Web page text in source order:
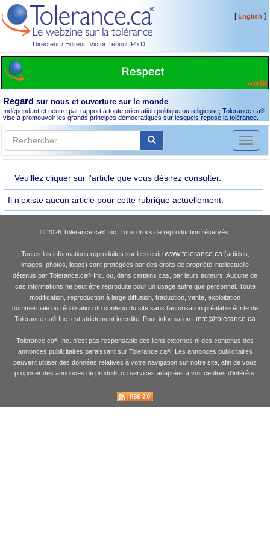
Directeur / Éditeur: Victor Teboul, Ph.D.
[English ]
Regard sur nous et ouverture sur le monde
Indépendant et neutre par rapport à toute orientation politique ou religieuse, Tolerance.ca®
vise à promouvoir les grands principes démocratiques sur lesquels repose la tolérance.
Toggle
Veuillez cliquer sur l'article que vous désirez consulter.
Il n'existe aucun article pour cette rubrique actuellement.
© 2026 Tolerance.ca®Inc. Tous droits de reproduction réservés.
Toutes les informations reproduites sur le site de www.tolerance.ca (articles,
images, photos, logos) sont protégées par des droits de propriété intellectuelle
détenus par Tolerance.ca® Inc. ou, dans certains cas, par leurs auteurs. Aucune de
ces informations ne peut être reproduite pour un usage autre que personnel. Toute
modification, reproduction à large diffusion, traduction, vente, exploitation
commerciale ou réutilisation du contenu du site sans l'autorisation préalable écrite de
Tolerance.ca® Inc. est strictement interdite. Pour information : info@tolerance.ca
Tolerance.ca® Inc. n'est pas responsable des liens externes ni des contenus des
annonces publicitaires paraissant sur Tolerance.ca®. Les annonces publicitaires
peuvent utiliser des données relatives à votre navigation sur notre site, afin de vous
proposer des annonces de produits ou services adaptées à vos centres d'intérêts.